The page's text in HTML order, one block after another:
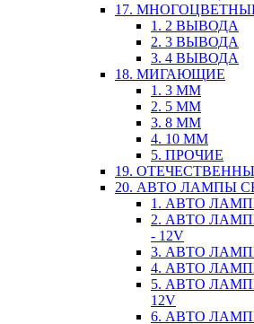
17.
1. 2 ВЫВОДА
2. 3 ВЫВОДА
3. 4 ВЫВОДА
18. МИГАЮЩИЕ
1. 3 ММ
2. 5 ММ
3. 8 ММ
4. 10 ММ
5. ПРОЧИЕ
19.
20. АВТО ЛАМПЫ
1. АВТО
2. АВТО
- 12V
3. АВТО
4. АВТО
5. АВТО
12V
6. АВТО